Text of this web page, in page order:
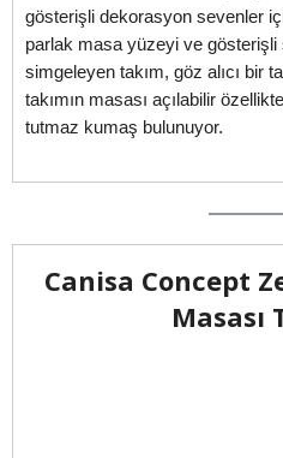
gösterişli dekorasyon sevenler
parlak masa yüzeyi ve gösterişli
simgeleyen takım, göz alıcı bir
takımın masası açılabilir
tutmaz kumaş bulunuyor.
Canisa Concept
Masası